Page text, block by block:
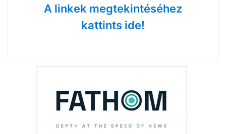
A linkek megtekintéséhez
kattints ide!